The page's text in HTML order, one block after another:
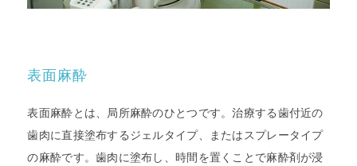
表面麻酔
表面麻酔とは、局所麻酔のひとつです。治療する歯付近の
歯肉に直接塗布するジェルタイプ、またはスプレータイプ
の麻酔です。歯肉に塗布し、時間を置くことで麻酔剤が浸